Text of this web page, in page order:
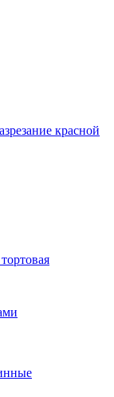
красной